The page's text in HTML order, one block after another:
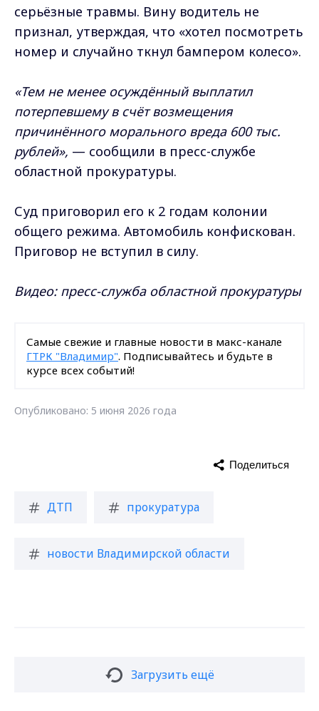
серьёзные травмы. Вину водитель не
признал, утверждая, что «хотел посмотреть
номер и случайно ткнул бампером колесо».
«Тем не менее осуждённый выплатил
потерпевшему в счёт возмещения
причинённого морального вреда 600 тыс.
рублей», — сообщили в пресс-службе
областной прокуратуры.
Суд приговорил его к 2 годам колонии
общего режима. Автомобиль конфискован.
Приговор не вступил в силу.
Видео: пресс-служба областной прокуратуры
Самые свежие и главные новости в макс-канале
ГТРК "Владимир". Подписывайтесь и будьте в
курсе всех событий!
Опубликовано: 5 июня 2026 года
ДТП прокуратура
новости Владимирской области
Поделиться
Загрузить ещё